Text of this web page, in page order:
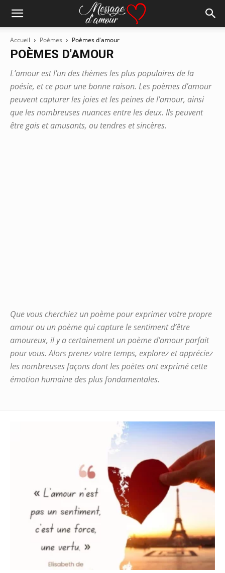
Accueil Poèmes Poèmes d'amour
POÈMES D'AMOUR
L’amour est l’un des thèmes les plus populaires de la
poésie, et ce pour une bonne raison. Les poèmes d’amour
peuvent capturer les joies et les peines de l’amour, ainsi
que les nombreuses nuances entre les deux. Ils peuvent
être gais et amusants, ou tendres et sincères.
Que vous cherchiez un poème pour exprimer votre propre
amour ou un poème qui capture le sentiment d’être
amoureux, il y a certainement un poème d’amour parfait
pour vous. Alors prenez votre temps, explorez et appréciez
les nombreuses façons dont les poètes ont exprimé cette
émotion humaine des plus fondamentales.